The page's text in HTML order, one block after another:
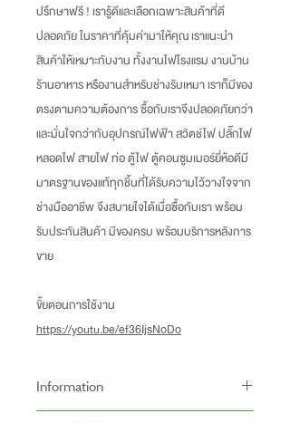
ปรึกษาฟรี! เรารู้ดีและเลือกเฉพาะสินค้าที่ดี
ปลอดภัย ในราคาที่คุ้มค่ามาให้คุณ เราแนะนำ
สินค้าให้เหมาะกับงาน ทั้งงานไฟโรงแรม งานบ้าน
ร้านอาหาร หรืองานสำหรับช่างรับเหมา เราก็มีของ
ตรงตามความต้องการ ซื้อกับเราจึงปลอดภัยกว่า
และมั่นใจกว่ากับอุปกรณ์ไฟฟ้า สวิตช์ไฟ ปลั๊กไฟ
หลอดไฟ สายไฟ ท่อ ตู้ไฟ ตู้คอนซูมเมอร์ยี่ห้อดีมี
มาตรฐานของแท้ทุกชิ้นที่ได้รับความไว้วางใจจาก
ช่างมืออาชีพ จึงสบายใจได้เมื่อซื้อกับเรา พร้อม
รับประกันสินค้า มีของครบ พร้อมบริการหลังการ
ขาย
ขั้ยตอนการใช้งาน
https://youtu.be/ef36IjsNoDo
Information